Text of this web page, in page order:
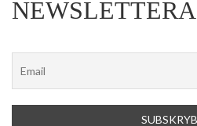
NEWSLETTERA